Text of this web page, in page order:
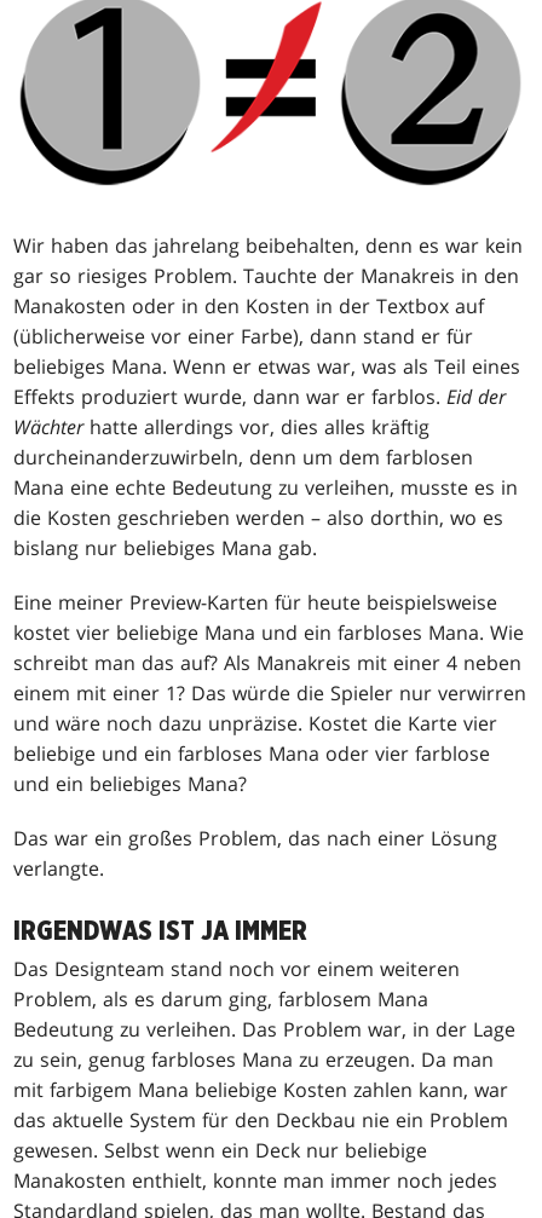
Wir haben das jahrelang beibehalten, denn es war kein
gar so riesiges Problem. Tauchte der Manakreis in den
Manakosten oder in den Kosten in der Textbox auf
(üblicherweise vor einer Farbe), dann stand er für
beliebiges Mana. Wenn er etwas war, was als Teil eines
Effekts produziert wurde, dann war er farblos.Eid der
Wächterhatte allerdings vor, dies alles kräftig
durcheinanderzuwirbeln, denn um dem farblosen
Mana eine echte Bedeutung zu verleihen, musste es in
die Kosten geschrieben werden – also dorthin, wo es
bislang nur beliebiges Mana gab.
Eine meiner Preview-Karten für heute beispielsweise
kostet vier beliebige Mana und ein farbloses Mana. Wie
schreibt man das auf? Als Manakreis mit einer 4 neben
einem mit einer 1? Das würde die Spieler nur verwirren
und wäre noch dazu unpräzise. Kostet die Karte vier
beliebige und ein farbloses Mana oder vier farblose
und ein beliebiges Mana?
Das war ein großes Problem, das nach einer Lösung
verlangte.
IRGENDWAS IST JA IMMER
Das Designteam stand noch vor einem weiteren
Problem, als es darum ging, farblosem Mana
Bedeutung zu verleihen. Das Problem war, in der Lage
zu sein, genug farbloses Mana zu erzeugen. Da man
mit farbigem Mana beliebige Kosten zahlen kann, war
das aktuelle System für den Deckbau nie ein Problem
gewesen. Selbst wenn ein Deck nur beliebige
Manakosten enthielt, konnte man immer noch jedes
Standardland spielen, das man wollte. Bestand das